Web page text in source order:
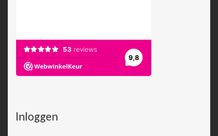
Inloggen